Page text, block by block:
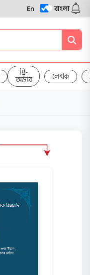
En বাংলা
প্রি-
অর্ডার লেখক